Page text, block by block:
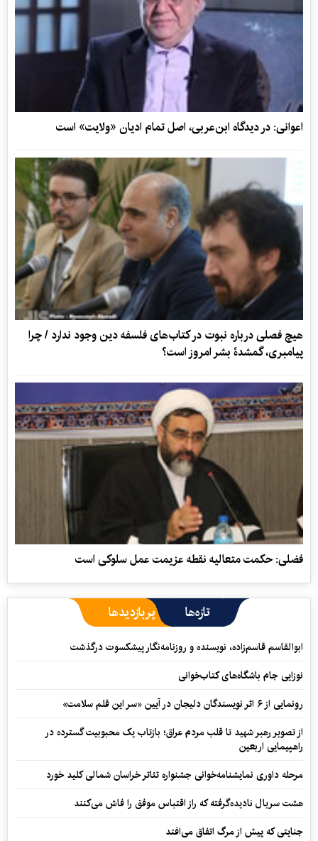
اعوانی: در دیدگاه ابن‌عربی، اصل تمام ادیان «ولایت» است
هیچ فصلی درباره نبوت در کتاب‌های فلسفه دین وجود ندارد / چرا
پیامبری، گمشدۀ بشر امروز است؟
فضلی: حکمت متعالیه نقطه عزیمت عمل سلوکی است
تازه‌ها پربازدیدها
ابوالقاسم قاسم‌زاده، نویسنده و روزنامه‌نگار پیشکسوت درگذشت
نوزایی جام باشگاه‌های کتاب‌خوانی
رونمایی از ۶ اثر نویسندگان دلیجان در آیین «سر این قلم سلامت»
از تصویر رهبر شهید تا قلب مردم عراق؛ بازتاب یک محبوبیت گسترده در
راهپیمایی اربعین
مرحله داوری نمایشنامه‌خوانی جشنواره تئاتر خراسان شمالی کلید خورد
هشت سریال نادیده‌گرفته که راز اقتباس موفق را فاش می‌کنند
جنایتی که پیش از مرگ اتفاق می‌افتد